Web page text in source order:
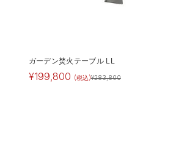
ガーデン焚火テーブル LL
¥199,800 (税込)¥283,800